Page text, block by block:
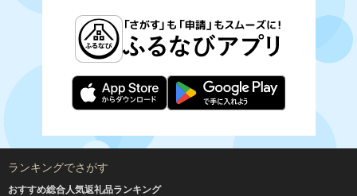
ランキングでさがす
おすすめ総合人気返礼品ランキング